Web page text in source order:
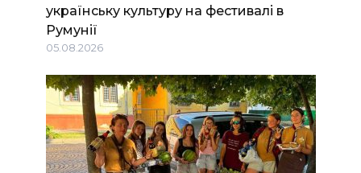
українську культуру на фестивалі в
Румунії
05.08.2026